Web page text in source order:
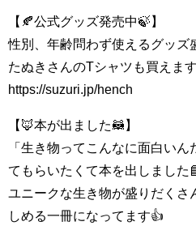
【🍂公式グッズ発売中🍃】
性別、年齢問わず使えるグッズ
たぬきさんのTシャツも買えます
https://suzuri.jp/hench
【🦊本が出ました🦝】
「生き物ってこんなに面白い
てもらいたくて本を出しました
ユニークな生き物が盛りだくさ
しめる一冊になってます👍